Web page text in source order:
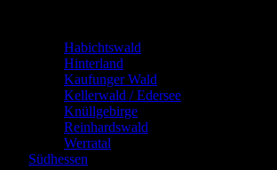
Habichtswald
Hinterland
Kaufunger Wald
Kellerwald / Edersee
Knüllgebirge
Reinhardswald
Werratal
Südhessen